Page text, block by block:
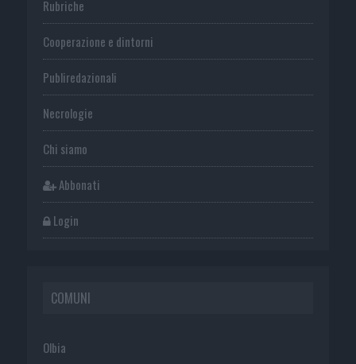
Rubriche
Cooperazione e dintorni
Publiredazionali
Necrologie
Chi siamo
Abbonati
Login
COMUNI
Olbia